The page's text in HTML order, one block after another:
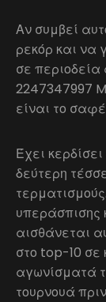
Αν συμβεί
ρεκόρ και να
σε περιοδεία
2247347997
είναι το
Έχει
δεύτερη
υπεράσπισης
αισθάνεται
στο top-10 σε
αγωνίσματά
τουρνουά